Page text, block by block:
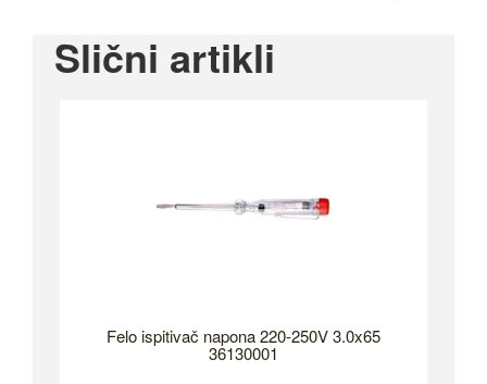
Slični artikli
Felo ispitivač napona 220-250V 3.0x65
36130001